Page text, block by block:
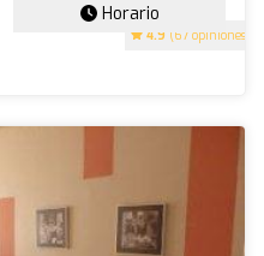
4.9 (67 opiniones)
Horario